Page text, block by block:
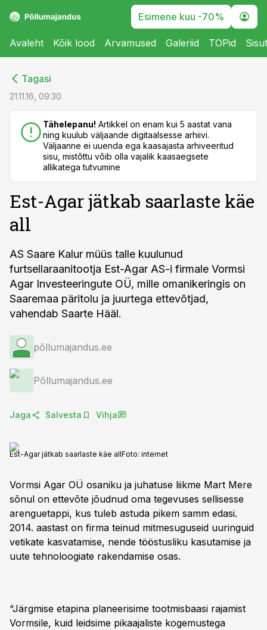
Esimene kuu -70%
Avaleht Kõik lood Arvamused Galeriid TOPid
Tagasi
21.11.16, 09:30
Tähelepanu! Artikkel on enam kui 5 aastat vana
ning kuulub väljaande digitaalsesse arhiivi.
Väljaanne ei uuenda ega kaasajasta arhiveeritud
sisu, mistõttu võib olla vajalik kaasaegsete
allikatega tutvumine
Est-Agar jätkab saarlaste käe
all
AS Saare Kalur müüs talle kuulunud
furtsellaraanitootja Est-Agar AS-i firmale Vormsi
Agar Investeeringute OÜ, mille omanikeringis on
Saaremaa päritolu ja juurtega ettevõtjad,
vahendab Saarte Hääl.
põllumajandus.ee
Põllumajandus.ee
Jaga Salvesta Vihja
Est-Agar jätkab saarlaste käe allFoto: internet
Vormsi Agar OÜ osaniku ja juhatuse liikme Mart Mere
sõnul on ettevõte jõudnud oma tegevuses sellisesse
arenguetappi, kus tuleb astuda pikem samm edasi.
2014. aastast on firma teinud mitmesuguseid uuringuid
vetikate kasvatamise, nende tööstusliku kasutamise ja
uute tehnoloogiate rakendamise osas.
“Järgmise etapina planeerisime tootmisbaasi rajamist
Vormsile, kuid leidsime pikaajaliste kogemustega